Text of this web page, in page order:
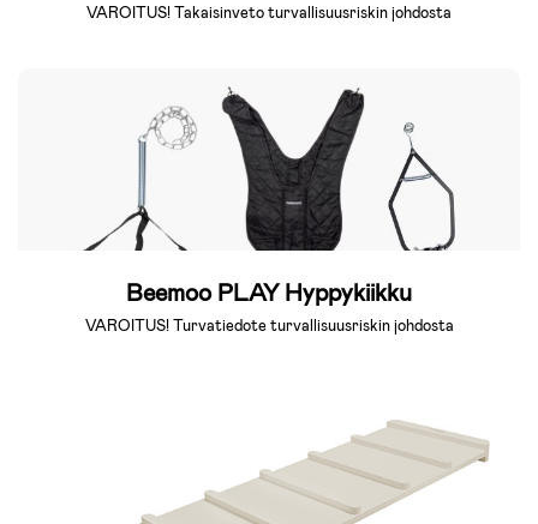
VAROITUS! Takaisinveto turvallisuusriskin johdosta
Beemoo PLAY Hyppykiikku
VAROITUS! Turvatiedote turvallisuusriskin johdosta